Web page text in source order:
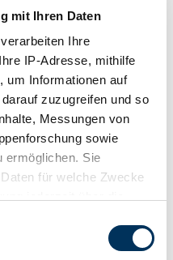
mit Ihren Daten
verarbeiten Ihre
IP-Adresse, mithilfe
um Informationen auf
zuzugreifen und so
Messungen von
sowie
ermöglichen. Sie
für welche Zwecke